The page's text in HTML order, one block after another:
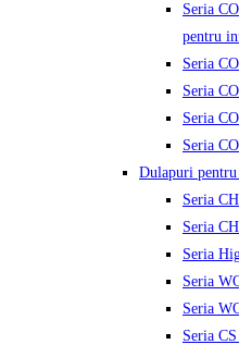
Seria
pentru
Seria
Seria
Seria
Seria
Dulapuri pentru
Seria
Seria
Seria
Seria
Seria
Seria